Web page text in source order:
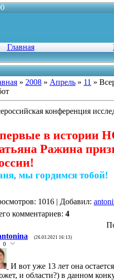
Главная
» 2008 » Апрель » 11 »
конференция
в истории
Ражина
мы гордимся тобой!
: 1016 | Добавил:
комментариев: 4
(26.03.2021 16:13)
0
И вот уже 13 лет она
и области?) в данном